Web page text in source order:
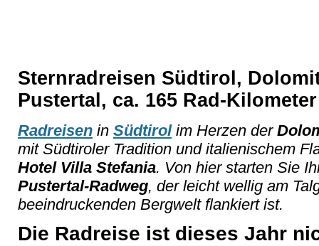
Sternradreisen Südtirol,
Pustertal, ca. 165 Rad-
Radreisen in Südtirolim Herzen der
mit Südtiroler Tradition und italienischem
Hotel Villa Stefania. Von hier starten Sie
Pustertal-Radweg, der leicht wellig am
beeindruckenden Bergwelt flankiert ist.
Die Radreise ist dieses Jahr